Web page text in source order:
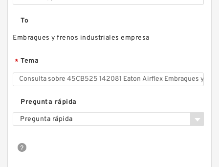
To
Embragues y frenos industriales empresa
* Tema
Pregunta rápida
Pregunta rápida